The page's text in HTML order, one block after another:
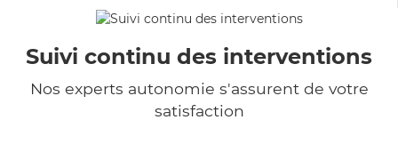
Suivi continu des interventions
Nos experts autonomie s'assurent de votre
satisfaction